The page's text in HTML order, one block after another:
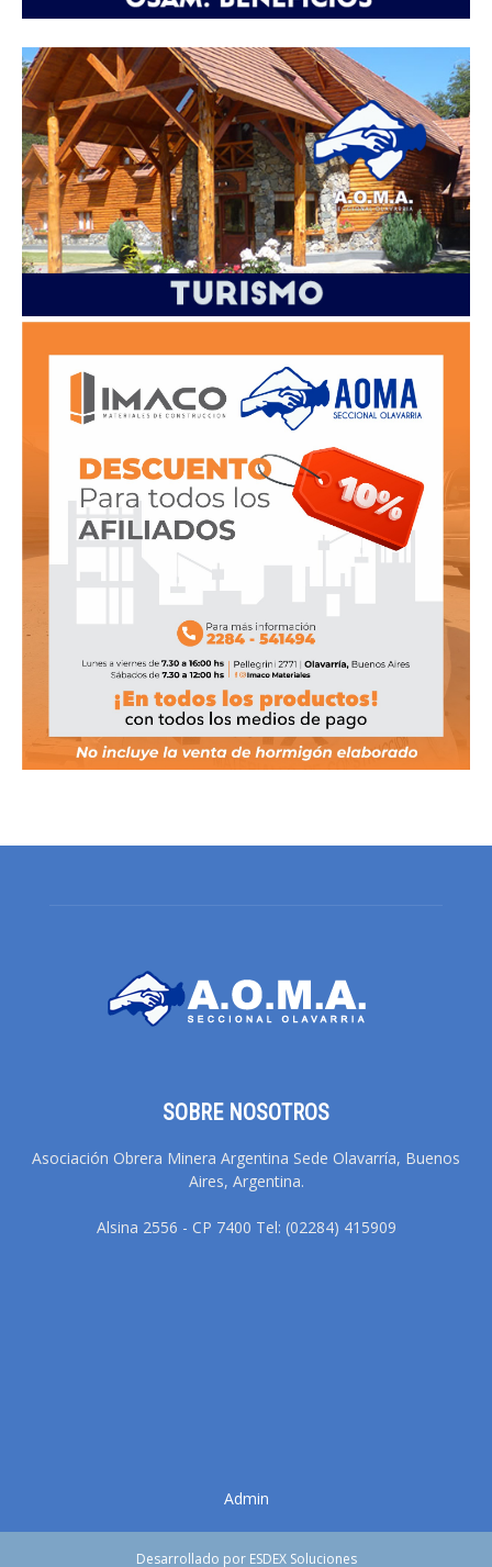
SOBRE NOSOTROS
Asociación Obrera Minera Argentina Sede Olavarría, Buenos
Aires, Argentina.
Alsina 2556 - CP 7400 Tel: (02284) 415909
Admin
Desarrollado por ESDEX Soluciones